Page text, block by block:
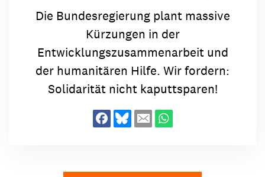
Die Bundesregierung plant massive
Kürzungen in der
Entwicklungszusammenarbeit und
der humanitären Hilfe. Wir fordern:
Solidarität nicht kaputtsparen!